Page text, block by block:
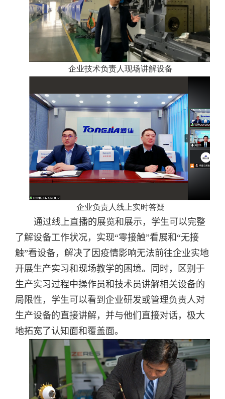
企业技术负责人现场讲解设备
企业负责人线上实时答疑
通过线上直播的展览和展示， 学生可以完整
了解设备工作状况， 实现“零接触”看展和“无接
触”看设备，解决了因疫情影响无法前往企业实地
开展生产实习和现场教学的困境。同时，区别于
生产实习过程中操作员和技术员讲解相关设备的
局限性，学生可以看到企业研发或管理负责人对
生产设备的直接讲解，并与他们直接对话，极大
地拓宽了认知面和覆盖面。